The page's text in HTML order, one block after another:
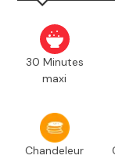
30 Minutes
maxi
Chandeleur